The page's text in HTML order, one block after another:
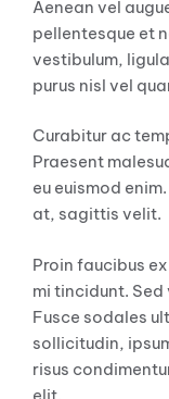
Aenean vel
pellentesque et
vestibulum,
purus nisl vel
Curabitur ac
Praesent
eu euismod
at, sagittis velit.
Proin faucibus
mi tincidunt.
Fusce sodales
sollicitudin,
risus
elit.